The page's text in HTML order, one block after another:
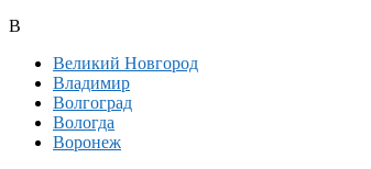
В
Великий Новгород
Владимир
Волгоград
Вологда
Воронеж